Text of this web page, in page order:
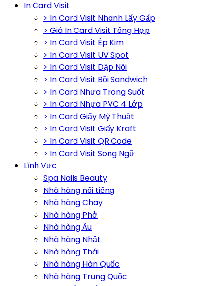
In Card Visit
> In Card Visit Nhanh Lấy Gấp
> Giá In Card Visit Tổng Hợp
> In Card Visit Ép Kim
> In Card Visit UV Spot
> In Card Visit Dập Nổi
> In Card Visit Bồi Sandwich
> In Card Nhựa Trong Suốt
> In Card Nhựa PVC 4 Lớp
> In Card Giấy Mỹ Thuật
> In Card Visit Giấy Kraft
> In Card Visit QR Code
> In Card Visit Song Ngữ
Lĩnh Vực
Spa Nails Beauty
Nhà hàng nổi tiếng
Nhà hàng Chay
Nhà hàng Phở
Nhà hàng Âu
Nhà hàng Nhật
Nhà hàng Thái
Nhà hàng Hàn Quốc
Nhà hàng Trung Quốc